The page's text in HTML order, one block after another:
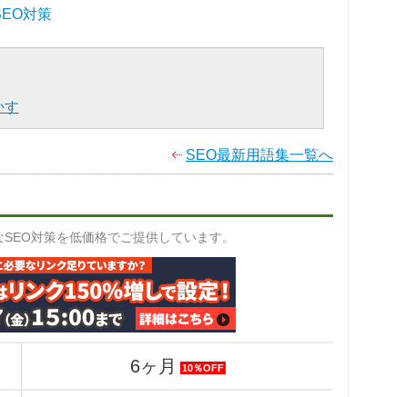
対策
す
SEO最新用語集一覧へ
対策を低価格でご提供しています。
6ヶ月 10％OFF